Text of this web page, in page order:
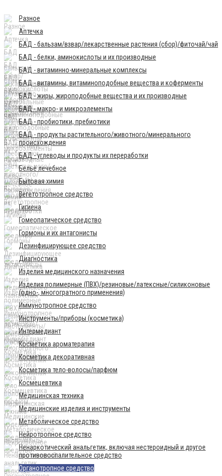
Разное
Аптечка
БАД - бальзам/взвар/лекарственные растения (сбор)/фиточай/чай
БАД - белки, аминокислоты и их производные
БАД - витаминно-минеральные комплексы
БАД - витамины, витаминоподобные вещества и коферменты
БАД - жиры, жироподобные вещества и их производные
БАД - макро- и микроэлементы
БАД - пробиотики, пребиотики
БАД - продукты растительного/животного/минерального
происхождения
БАД - углеводы и продукты их переработки
Бельё лечебное
Бытовая химия
Вегетотропное средство
Гигиена
Гомеопатическое средство
Гормоны и их антагонисты
Дезинфицирующее средство
Диагностика
Изделия медицинского назначения
Изделия полимерные (ПВХ)/резиновые/латексные/силиконовые
(одно-, многогратного применения)
Иммунотропное средство
Инструменты/приборы (косметика)
Интермедиант
Косметика ароматерапия
Косметика декоративная
Косметика тело-волосы/парфюм
Космецевтика
Медицинская техника
Медицинские изделия и инструменты
Метаболическое средство
Нейротропное средство
Ненаркотический анальгетик, включая нестероидный и другое
противовоспалительное средство
Органотропное средство